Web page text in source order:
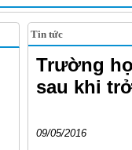
Tin tức
Trường
sau khi
09/05/2016